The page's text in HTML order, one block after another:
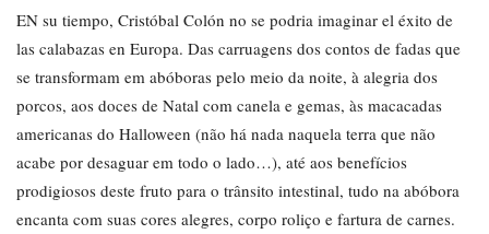
EN su tiempo, Cristóbal Colón no se podria imaginar el éxito de
las calabazas en Europa. Das carruagens dos contos de fadas que
se transformam em abóboras pelo meio da noite, à alegria dos
porcos, aos doces de Natal com canela e gemas, às macacadas
americanas do Halloween (não há nada naquela terra que não
acabe por desaguar em todo o lado…), até aos benefícios
prodigiosos deste fruto para o trânsito intestinal, tudo na abóbora
encanta com suas cores alegres, corpo roliço e fartura de carnes.